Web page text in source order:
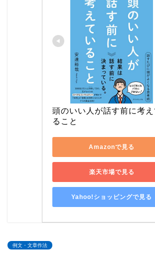
頭のいい人が話す前に考え
ること
Amazonで見る
楽天市場で見る
Yahoo!ショッピングで見る
例文・文章作法